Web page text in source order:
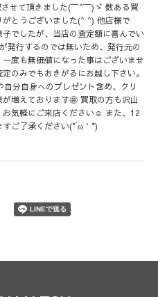
せて頂きました(￣^￣)ゞ 数ある買
とうございました(^ ^) 他店様で
でしたが、当店の査定額に喜んでい
行するのでは無いため、発行元の
度も無価値になった事はございませ
のみでもおきがるにお越し下さい。
分自身へのプレゼント含め、クリ
増えております🤩 買取の方も沢山
お気軽にご来店ください☺️ また、12
ご了承ください(*´ω｀*)